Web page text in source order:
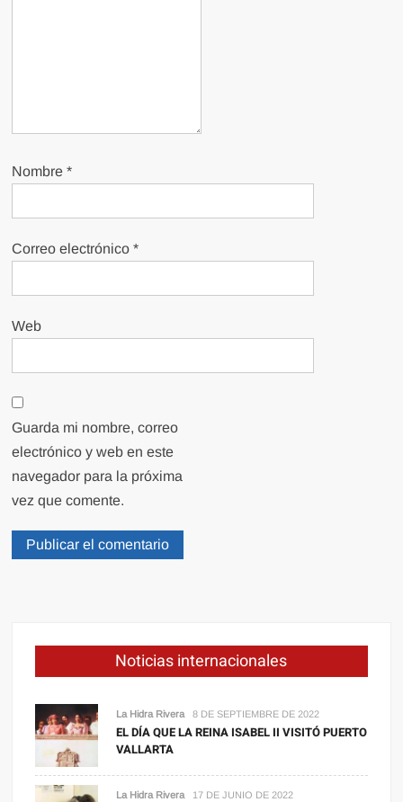
Nombre*
Correo electrónico*
Web
Guarda mi nombre, correo
electrónico y web en este
navegador para la próxima
vez que comente.
Noticias internacionales
La Hidra Rivera 8 DE SEPTIEMBRE DE 2022
EL DÍA QUE LA REINA ISABEL II VISITÓ PUERTO
VALLARTA
La Hidra Rivera 17 DE JUNIO DE 2022